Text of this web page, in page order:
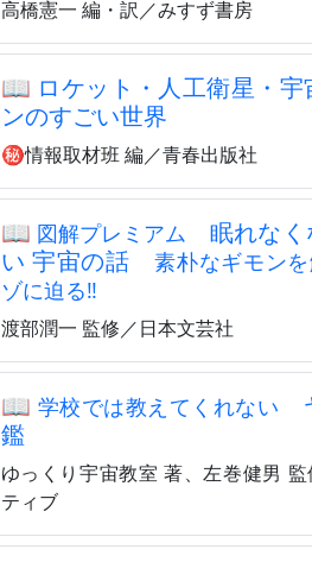
高橋憲一 編・訳／みすず書房
📖 ロケット・人工衛星・宇
ンのすごい世界
㊙情報取材班 編／青春出版社
📖 図解プレミアム
眠れなく
い 宇宙の話素朴なギモン
ゾに迫る‼
渡部潤一 監修／日本文芸社
📖 学校では教えてくれない
鑑
ゆっくり宇宙教室 著、左巻健男 監
ティブ